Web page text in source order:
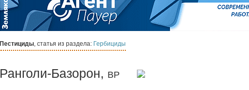
Пестициды, статья из раздела: Гербициды
Ранголи-Базорон, ВР